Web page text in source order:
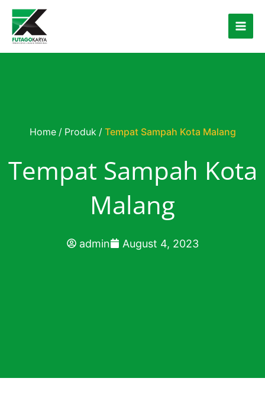
Skip to content
Home / Produk / Tempat Sampah Kota Malang
Tempat Sampah Kota
Malang
admin August 4, 2023